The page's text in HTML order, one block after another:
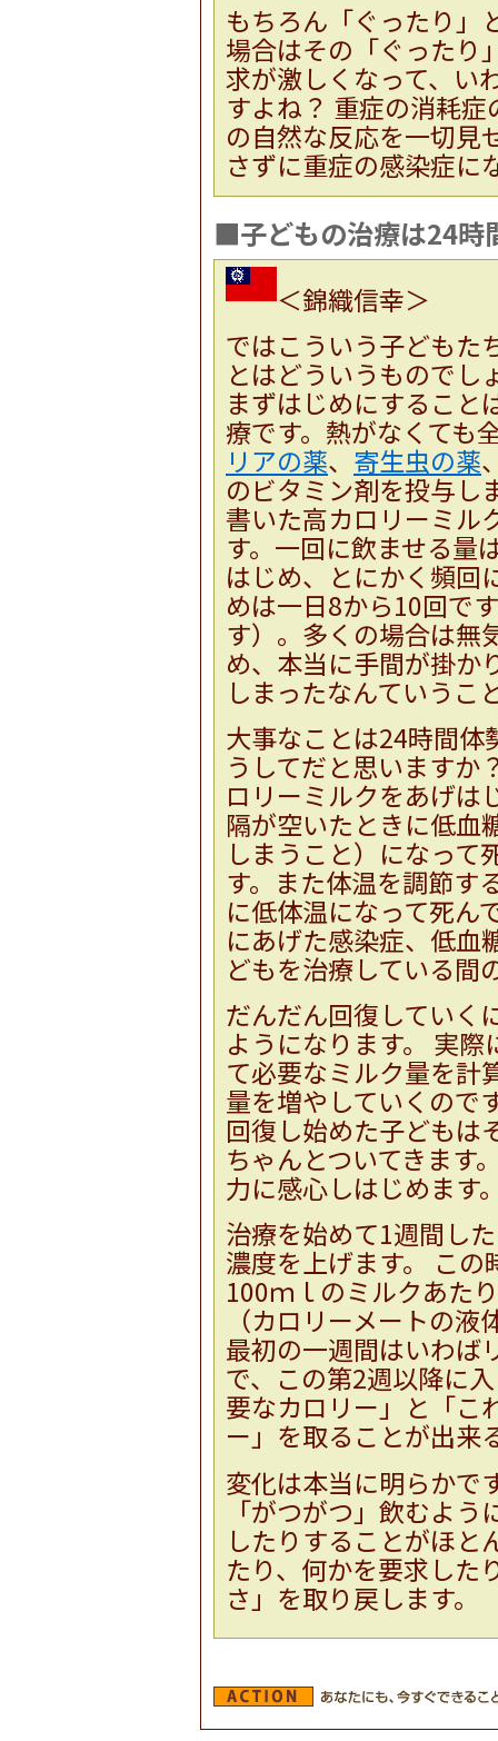
もちろん「ぐったり」
場合はその「ぐったり
求が激しくなって、い
すよね？ 重症の消耗
の自然な反応を一切見
さずに重症の感染症に
■子どもの治療は24時
＜錦織信幸＞
ではこういう子どもた
とはどういうものでし
まずはじめにすること
療です。熱がなくても
リアの薬、 寄生虫の薬
のビタミン剤を投与し
書いた高カロリーミル
す。一回に飲ませる量
はじめ、とにかく頻回
めは一日8から10回で
す）。多くの場合は無
め、本当に手間が掛か
しまったなんていうこ
大事なことは24時間体
うしてだと思いますか
ロリーミルクをあげは
隔が空いたときに低血
しまうこと）になって
す。また体温を調節す
に低体温になって死ん
にあげた感染症、低血
どもを治療している間
だんだん回復していく
ようになります。 実
て必要なミルク量を計
量を増やしていくので
回復し始めた子どもは
ちゃんとついてきます
力に感心しはじめます
治療を始めて1週間し
濃度を上げます。 こ
100ｍｌのミルクあた
（カロリーメートの
最初の一週間はいわば
で、この第2週以降に
要なカロリー」と「こ
ー」を取ることが出来
変化は本当に明らかで
「がつがつ」飲むよ
したりすることがほと
たり、何かを要求した
さ」を取り戻します。